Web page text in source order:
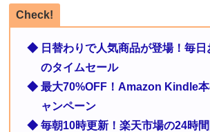
Check!
◆ 日替わりで人気商品が登場！毎
のタイムセール
◆ 最大70%OFF！Amazon Kindle本
ャンペーン
◆ 毎朝10時更新！楽天市場の24時